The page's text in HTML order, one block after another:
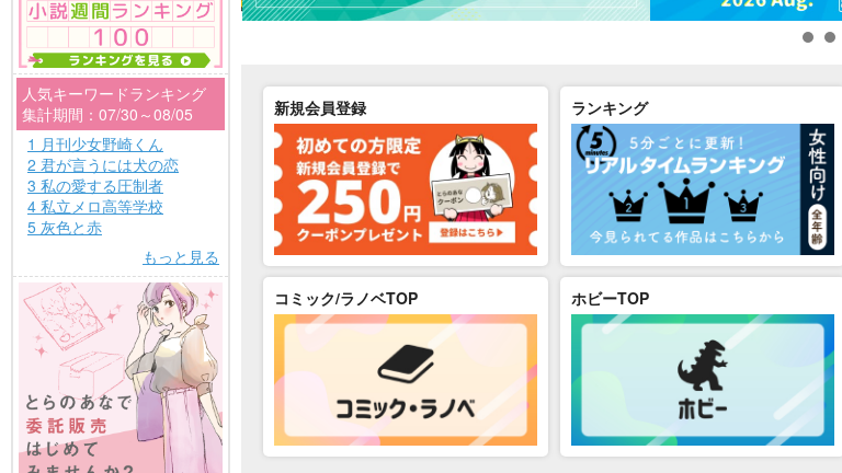
人気キーワードランキング
集計期間：07/30～08/05
1 月刊少女野崎くん
2 君が言うには犬の恋
3 私の愛する圧制者
4 私立メロ高等学校
5 灰色と赤
もっと見る
新規会員登録 ランキング
コミック/ラノベTOP ホビーTOP